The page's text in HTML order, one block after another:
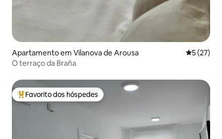
Apartamento em Vilanova de Arousa
5 (27)
O terraço da Braña
Favoritos dos hóspedes mais apreciados
Favorito dos hóspedes